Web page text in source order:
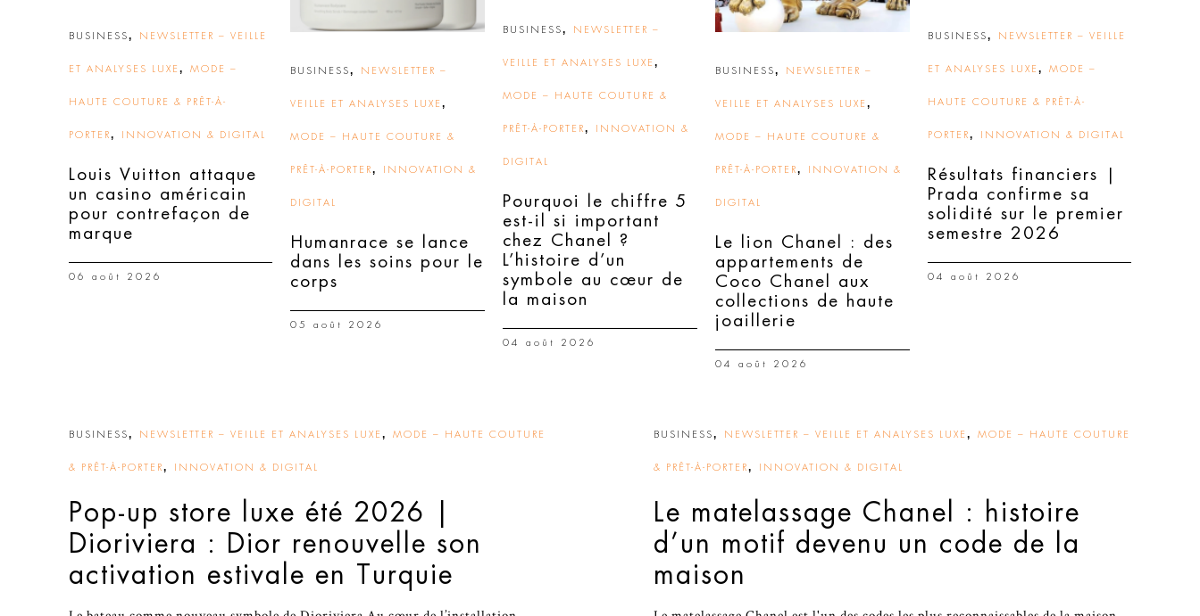
BUSINESS, NEWSLETTER – VEILLE
ET ANALYSES LUXE , MODE –
HAUTE COUTURE & PRÊT-À-
PORTER, INNOVATION & DIGITAL
Louis Vuitton attaque
un casino américain
pour contrefaçon de
marque
06 août 2026
BUSINESS, NEWSLETTER –
VEILLE ET ANALYSES LUXE ,
MODE – HAUTE COUTURE &
PRÊT-À-PORTER, INNOVATION &
DIGITAL
Humanrace se lance
dans les soins pour le
corps
05 août 2026
BUSINESS, NEWSLETTER –
VEILLE ET ANALYSES LUXE ,
MODE – HAUTE COUTURE &
PRÊT-À-PORTER, INNOVATION &
DIGITAL
Pourquoi le chiffre 5
est-il si important
chez Chanel ?
L’histoire d’un
symbole au cœur de
la maison
04 août 2026
BUSINESS, NEWSLETTER –
VEILLE ET ANALYSES LUXE ,
MODE – HAUTE COUTURE &
PRÊT-À-PORTER, INNOVATION &
DIGITAL
Le lion Chanel : des
appartements de
Coco Chanel aux
collections de haute
joaillerie
04 août 2026
BUSINESS, NEWSLETTER – VEILLE
ET ANALYSES LUXE , MODE –
HAUTE COUTURE & PRÊT-À-
PORTER, INNOVATION & DIGITAL
Résultats financiers |
Prada confirme sa
solidité sur le premier
semestre 2026
04 août 2026
BUSINESS, NEWSLETTER – VEILLE ET ANALYSES LUXE , MODE – HAUTE COUTURE
& PRÊT-À-PORTER, INNOVATION & DIGITAL
Pop-up store luxe été 2026 |
Dioriviera : Dior renouvelle son
activation estivale en Turquie
BUSINESS, NEWSLETTER – VEILLE ET ANALYSES LUXE , MODE – HAUTE COUTURE
& PRÊT-À-PORTER, INNOVATION & DIGITAL
Le matelassage Chanel : histoire
d’un motif devenu un code de la
maison